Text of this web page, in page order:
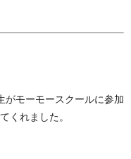
がモーモースクールに参加
くれました。